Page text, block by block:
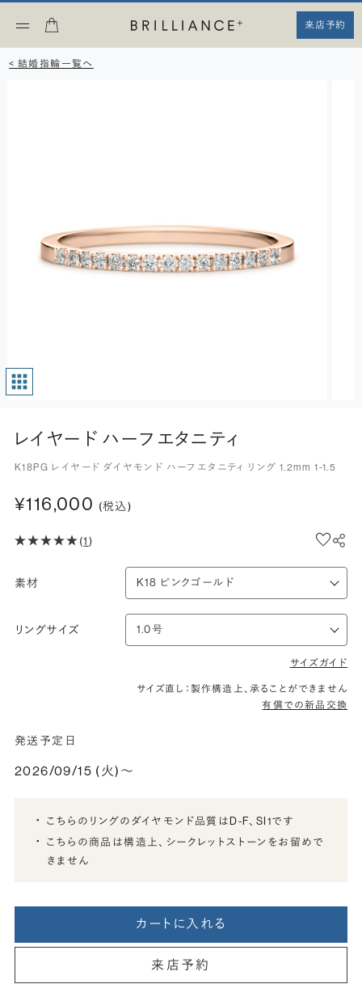
来店予約
< 結婚指輪一覧へ
レイヤード ハーフエタニティ
K18PG レイヤード ダイヤモンド ハーフエタニティ リング 1.2mm 1-1.5
¥116,000 (税込)
(1)
素材
リングサイズ
サイズガイド
サイズ直し：製作構造上、承ることができません
有償での新品交換
発送予定日
2026/09/15 (火)〜
こちらのリングのダイヤモンド品質はD-F、SI1です
こちらの商品は構造上、シークレットストーンをお留めで
きません
カートに入れる
来店予約